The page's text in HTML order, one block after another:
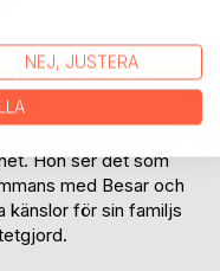
under de fina stunder
känslor och
tills Samira vill
Hon ser det som
med Besar och
känslor för sin familjs
NEJ, JUSTERA